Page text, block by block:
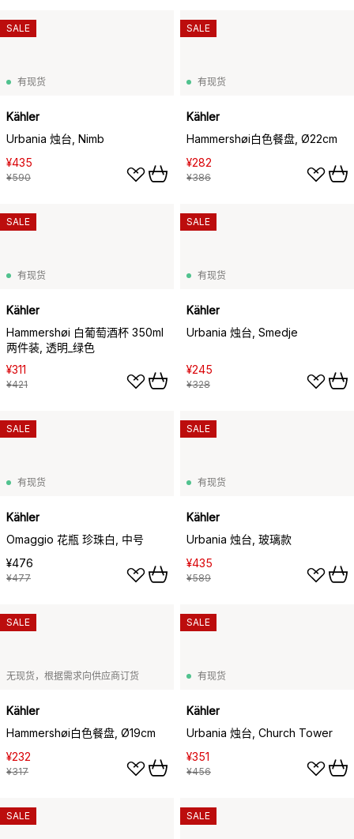
有现货
Kähler
Urbania 烛台, Nimb
¥435
¥590
SALE
有现货
Kähler
Hammershøi白色餐盘, Ø22cm
¥282
¥386
SALE
有现货
Kähler
Hammershøi 白葡萄酒杯 350ml
两件装, 透明_绿色
¥311
¥421
SALE
有现货
Kähler
Urbania 烛台, Smedje
¥245
¥328
SALE
有现货
Kähler
Omaggio 花瓶 珍珠白, 中号
¥476
¥477
SALE
有现货
Kähler
Urbania 烛台, 玻璃款
¥435
¥589
SALE
无现货，根据需求向供应商订货
Kähler
Hammershøi白色餐盘, Ø19cm
¥232
¥317
SALE
有现货
Kähler
Urbania 烛台, Church Tower
¥351
¥456
SALE
SALE SALE